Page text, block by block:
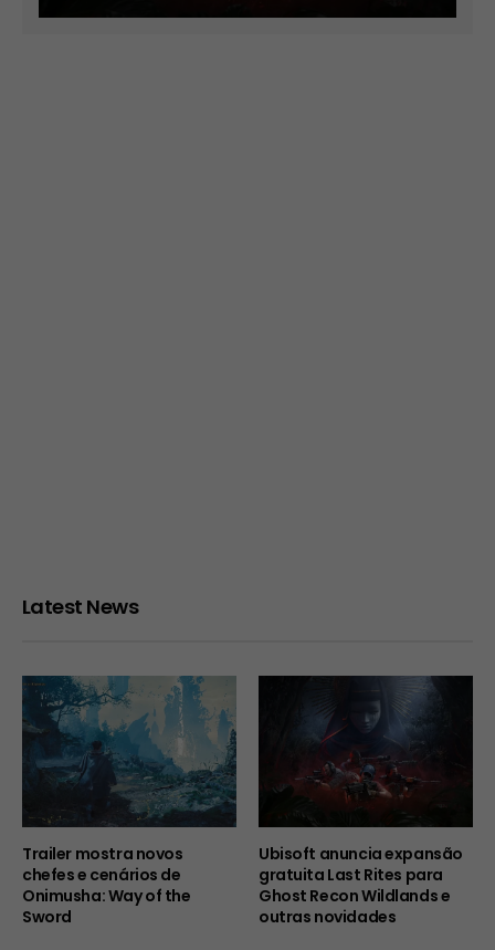
Latest News
Trailer mostra novos
chefes e cenários de
Onimusha: Way of the
Sword
Ubisoft anuncia expansão
gratuita Last Rites para
Ghost Recon Wildlands e
outras novidades